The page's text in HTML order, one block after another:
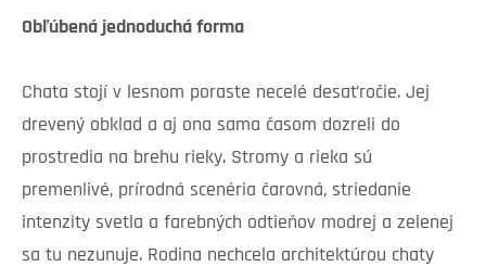
Obľúbená jednoduchá forma
Chata stojí v lesnom poraste necelé desaťročie. Jej
drevený obklad a aj ona sama časom dozreli do
prostredia na brehu rieky. Stromy a rieka sú
premenlivé, prírodná scenéria čarovná, striedanie
intenzity svetla a farebných odtieňov modrej a zelenej
sa tu nezunuje. Rodina nechcela architektúrou chaty